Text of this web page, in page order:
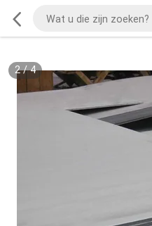
2/4